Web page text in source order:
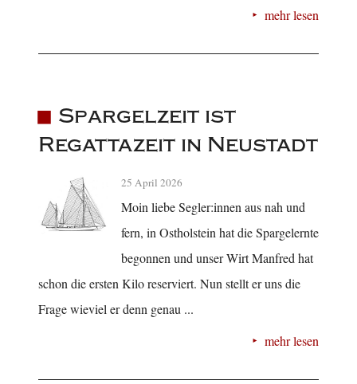
mehr lesen
Spargelzeit ist
Regattazeit in Neustadt
25 April 2026
Moin liebe Segler:innen aus nah und
fern, in Ostholstein hat die Spargelernte
begonnen und unser Wirt Manfred hat
schon die ersten Kilo reserviert. Nun stellt er uns die
Frage wieviel er denn genau ...
mehr lesen